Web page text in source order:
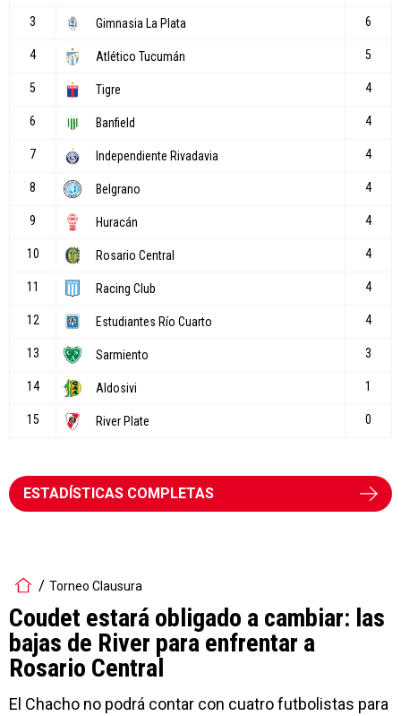
ESTADÍSTICAS COMPLETAS
Torneo Clausura
Coudet estará obligado a cambiar: las
bajas de River para enfrentar a
Rosario Central
El Chacho no podrá contar con cuatro futbolistas para